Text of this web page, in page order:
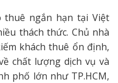
ngắn hạn tại Việt
thách thức. Chủ nhà
khách thuê ổn định,
chất lượng dịch vụ và
phố lớn như TP.HCM,